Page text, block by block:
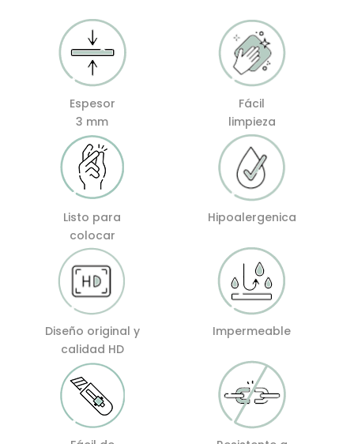
Espesor
3 mm
Fácil
limpieza
Listo para
colocar
Hipoalergenica
Diseño original y
calidad HD
Impermeable